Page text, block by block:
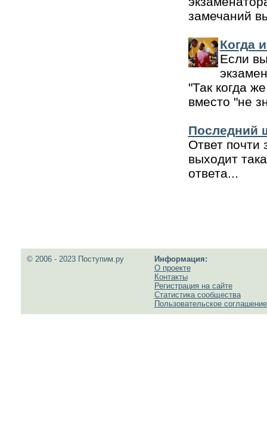
замечаний
Когда
Если
"Так когда
вместо "не
Последний
Ответ почти
выходит
ответа...
© 2006 - 2023 Поступим.ру
Информация:
О проекте
Контакты
Регистрация на сайте
Статистика сообщества
Пользовательское соглашение